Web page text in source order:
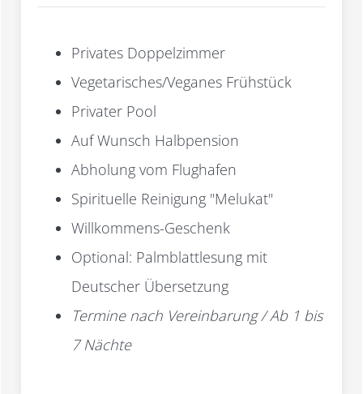
Privates Doppelzimmer
Vegetarisches/Veganes Frühstück
Privater Pool
Auf Wunsch Halbpension
Abholung vom Flughafen
Spirituelle Reinigung "Melukat"
Willkommens-Geschenk
Optional: Palmblattlesung mit
Deutscher Übersetzung
Termine nach Vereinbarung / Ab 1 bis
7 Nächte